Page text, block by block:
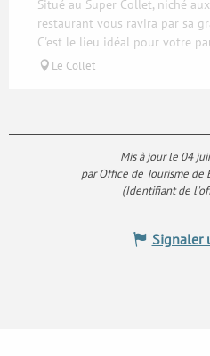
Situé au Super Collet, niché
restaurant vous ravira par sa
C'est le lieu idéal pour votre
Le Collet
Mis à jour le 04
par Office de Tourisme
(Identifiant de
Signaler